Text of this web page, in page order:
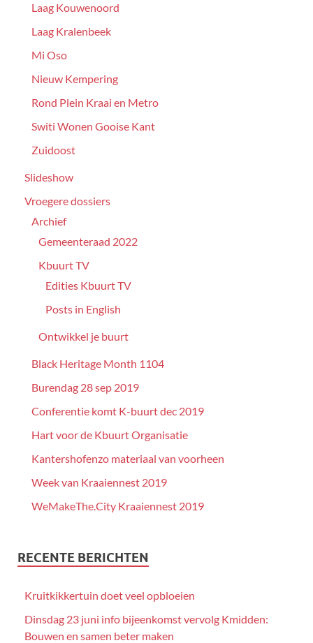
Laag Kouwenoord
Laag Kralenbeek
Mi Oso
Nieuw Kempering
Rond Plein Kraai en Metro
Switi Wonen Gooise Kant
Zuidoost
Slideshow
Vroegere dossiers
Archief
Gemeenteraad 2022
Kbuurt TV
Edities Kbuurt TV
Posts in English
Ontwikkel je buurt
Black Heritage Month 1104
Burendag 28 sep 2019
Conferentie komt K-buurt dec 2019
Hart voor de Kbuurt Organisatie
Kantershofenzo materiaal van voorheen
Week van Kraaiennest 2019
WeMakeThe.City Kraaiennest 2019
RECENTE BERICHTEN
Kruitkikkertuin doet veel opbloeien
Dinsdag 23 juni info bijeenkomst vervolg Kmidden:
Bouwen en samen beter maken